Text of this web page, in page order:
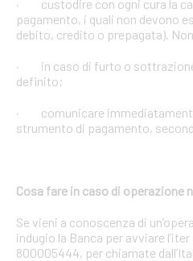
· custodire con ogni cura la
pagamento, i quali non devono
debito, credito o prepagata).
· in caso di furto o sottrazione
definito;
· comunicare
strumento di pagamento,
Cosa fare in caso di operazione
Se vieni a conoscenza di
indugio la Banca per avviare
800005444, per chiamate